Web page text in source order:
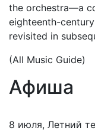
the orchestra—a
eighteenth-
revisited in
(All Music Guide)
Афиша
8 июля, Летний